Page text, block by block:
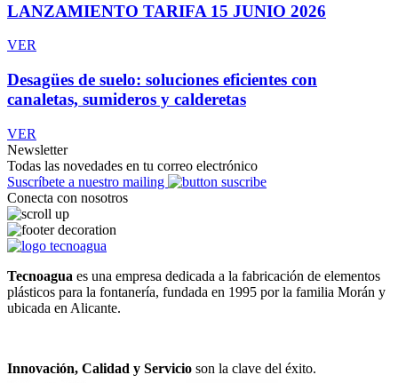
LANZAMIENTO TARIFA 15 JUNIO 2026
VER
Desagües de suelo: soluciones eficientes con
canaletas, sumideros y calderetas
VER
Newsletter
Todas las novedades en tu correo electrónico
Suscríbete a nuestro mailing
Conecta con nosotros
Tecnoagua es una empresa dedicada a la fabricación de elementos
plásticos para la fontanería, fundada en 1995 por la familia Morán y
ubicada en Alicante.
Innovación, Calidad y Servicio son la clave del éxito.